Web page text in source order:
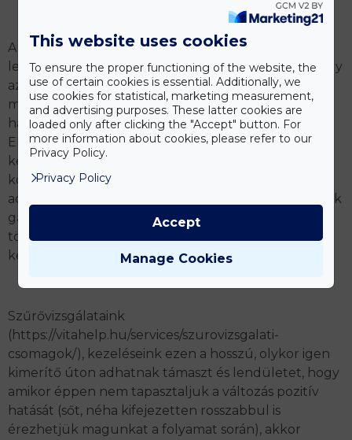
A megfelelő szakember ebben kell, hogy partner
legyen. Segítsen úgy összeállítani a saját tervet, hogy
az hosszú távon mindenki legnagyobb
megelégedéséreszolgáljon, nem utolsó sorban
hatékonyan támogassa a gyógyulás folyamatát.
Ehhez megfelelő kezelésekre és olyan
készítményekre van szükség, amelyek
koncentrációja optimális, felesleges
adalékanyagoktól mentesek, tisztaságuk, minőségük
garantált.
Amikor a táplálkozásunk során erre
törekszünk, egyéb esetekben miért érnénk be
kevesebbel?
Szűrővizsgálataink
(https://vitahelp.hu/services/szurovizsgalati-
csomagok/), kezeléseink ezen a hosszú, olykor igen
kimerítő úton adhatnak támaszt és lendületet, hogy
amikor éppen nem tapasztaljuk a változás pozitív
hatását (sőt, néha kifejezetten rosszabbul is
érezhetjük magunkat a folyamat során), akkor
This website uses cookies
To ensure the proper functioning of the website, the
use of certain cookies is essential. Additionally, we
use cookies for statistical, marketing measurement,
and advertising purposes. These latter cookies are
loaded only after clicking the "Accept" button. For
more information about cookies, please refer to our
Privacy Policy.
Privacy Policy
Manage Cookies
Accept